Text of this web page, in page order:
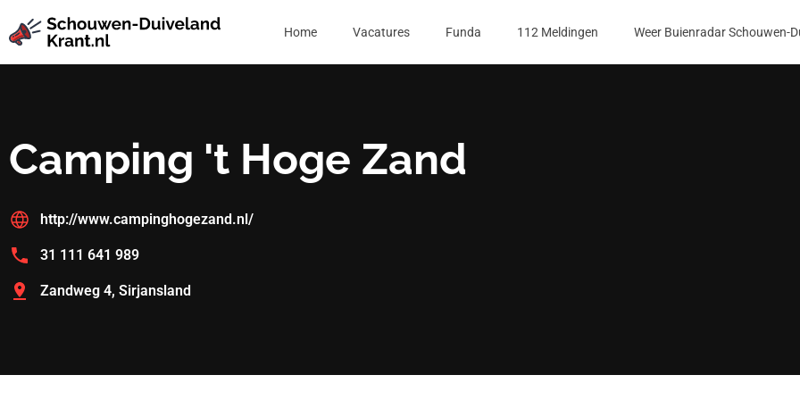
Home Vacatures Funda 112 Meldingen Weer Buienradar Schouwen-
Camping 't Hoge Zand
http://www.campinghogezand.nl/
31 111 641 989
Zandweg 4, Sirjansland